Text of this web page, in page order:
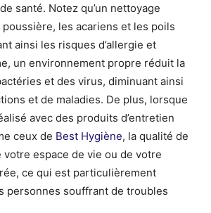
santé. Notez qu’un nettoyage
les acariens et les poils
ainsi les risques d’allergie et
un environnement propre réduit la
et des virus, diminuant ainsi
et de maladies. De plus, lorsque
avec des produits d’entretien
ceux de Best Hygiène, la qualité de
votre espace de vie ou de votre
ce qui est particulièrement
personnes souffrant de troubles